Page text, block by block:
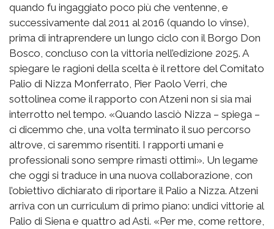
quando fu ingaggiato poco più che ventenne, e
successivamente dal 2011 al 2016 (quando lo vinse),
prima di intraprendere un lungo ciclo con il Borgo Don
Bosco, concluso con la vittoria nell’edizione 2025. A
spiegare le ragioni della scelta è il rettore del Comitato
Palio di Nizza Monferrato, Pier Paolo Verri, che
sottolinea come il rapporto con Atzeni non si sia mai
interrotto nel tempo. «Quando lasciò Nizza – spiega –
ci dicemmo che, una volta terminato il suo percorso
altrove, ci saremmo risentiti. I rapporti umani e
professionali sono sempre rimasti ottimi». Un legame
che oggi si traduce in una nuova collaborazione, con
l’obiettivo dichiarato di riportare il Palio a Nizza. Atzeni
arriva con un curriculum di primo piano: undici vittorie al
Palio di Siena e quattro ad Asti. «Per me, come rettore,